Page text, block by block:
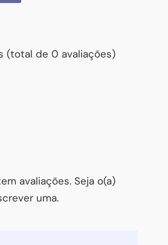
(total de 0 avaliações)
avaliações. Seja o(a)
uma.